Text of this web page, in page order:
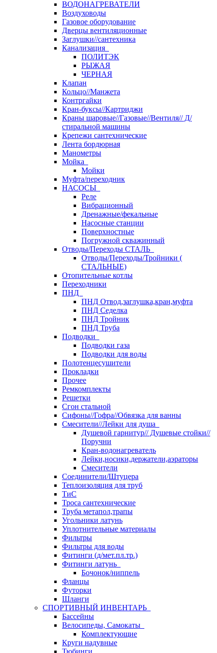
ВОДОНАГРЕВАТЕЛИ
Воздуховоды
Газовое оборудование
Дверцы вентиляционные
Заглушки//сантехника
Канализация
ПОЛИТЭК
РЫЖАЯ
ЧЕРНАЯ
Клапан
Кольцо//Манжета
Контргайки
Кран-буксы//Картриджи
Краны шаровые//Газовые//Вентиля// Д/
стиральной машины
Крепежи сантехнические
Лента бордюрная
Манометры
Мойка
Мойки
Муфта/переходник
НАСОСЫ
Реле
Вибрационный
Дренажные/фекальные
Насосные станции
Поверхностные
Погружной скважинный
Отводы/Переходы СТАЛЬ
Отводы/Переходы/Тройники (
СТАЛЬНЫЕ)
Отопительные котлы
Переходники
ПНД
ПНД Отвод,заглушка,кран,муфта
ПНД Седелка
ПНД Тройник
ПНД Труба
Подводки
Подводки газа
Подводки для воды
Полотенцесушители
Прокладки
Прочее
Ремкомплекты
Решетки
Сгон стальной
Сифоны//Гофра//Обвязка для ванны
Смесители//Лейки для душа
Душевой гарнитур// Душевые стойки//
Поручни
Кран-водонагреватель
Лейки,носики,держатели,аэраторы
Смесители
Соединители/Штуцера
Теплоизоляция для труб
ТиС
Троса сантехнические
Труба метапол,трапы
Угольники латунь
Уплотнительные материалы
Фильтры
Фильтры для воды
Фитинги (д/мет.пл.тр.)
Фитинги латунь
Бочонок/ниппель
Фланцы
Футорки
Шланги
СПОРТИВНЫЙ ИНВЕНТАРЬ
Бассейны
Велосипеды, Самокаты
Комплектующие
Круги надувные
Тюбинги